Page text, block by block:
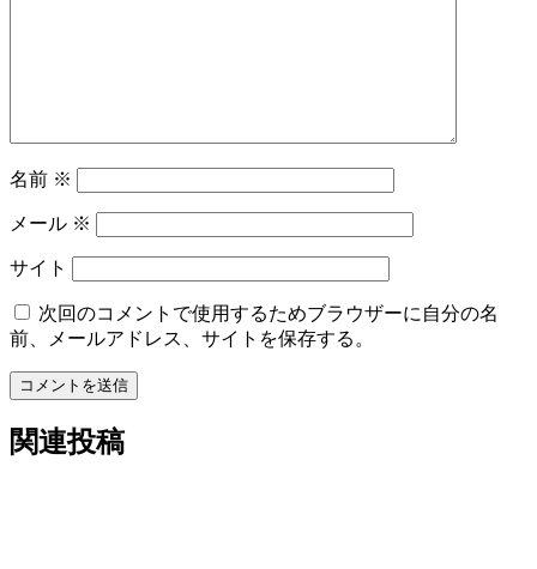
名前 ※
メール ※
サイト
次回のコメントで使用するためブラウザーに自分の名
前、メールアドレス、サイトを保存する。
コメントを送信
関連投稿